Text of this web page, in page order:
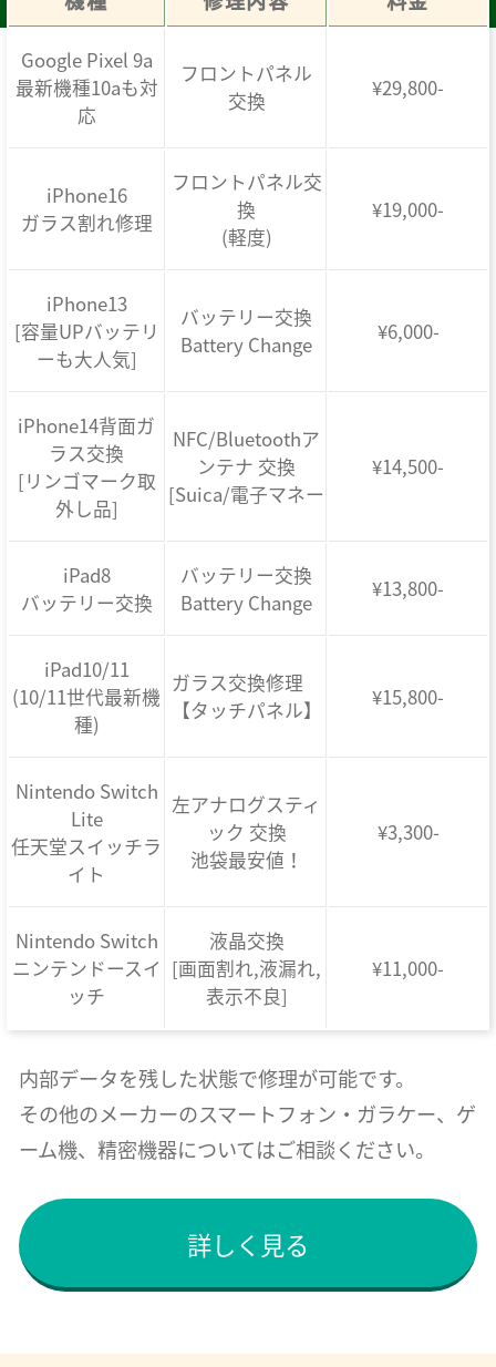
Google Pixel 9a
最新機種10aも対
応
フロントパネル
交換
¥29,800-
iPhone16
ガラス割れ修理
フロントパネル交
換
(軽度)
¥19,000-
iPhone13
[容量UPバッテリ
ーも大人気]
バッテリー交換
Battery Change
¥6,000-
iPhone14背面ガ
ラス交換
[リンゴマーク取
外し品]
NFC/Bluetoothア
ンテナ 交換
[Suica/電子マネー
¥14,500-
iPad8
バッテリー交換
バッテリー交換
Battery Change
¥13,800-
iPad10/11
(10/11世代最新機
種)
ガラス交換修理
【タッチパネル】
¥15,800-
Nintendo Switch
Lite
任天堂スイッチラ
イト
左アナログスティ
ック 交換
池袋最安値！
¥3,300-
Nintendo Switch
ニンテンドースイ
ッチ
液晶交換
[画面割れ,液漏れ,
表示不良]
¥11,000-
内部データを残した状態で修理が可能です。
その他のメーカーのスマートフォン・ガラケー、ゲ
ーム機、精密機器についてはご相談ください。
詳しく見る